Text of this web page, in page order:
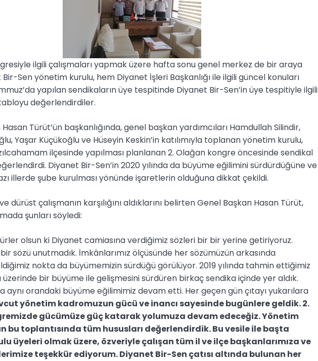
ilgili çalışmaları yapmak üzere hafta sonu genel merkez de bir araya
Sen yönetim kurulu, hem Diyanet İşleri Başkanlığı ile ilgili güncel konuları
yapılan sendikaların üye tespitinde Diyanet Bir-Sen’in üye tespitiyle ilgili
değerlendirdiler.
Türüt’ün başkanlığında, genel başkan yardımcıları Hamdullah Silindir,
Yaşar Küçükoğlu ve Hüseyin Keskin’in katılımıyla toplanan yönetim kurulu,
ilçesinde yapılması planlanan 2. Olağan kongre öncesinde sendikal
Diyanet Bir-Sen’in 2020 yılında da büyüme eğilimini sürdürdüğüne ve
illerde şube kurulması yönünde işaretlerin olduğuna dikkat çekildi.
dürüst çalışmanın karşılığını aldıklarını belirten Genel Başkan Hasan Türüt,
şunları söyledi:
olsun ki Diyanet camiasına verdiğimiz sözleri bir bir yerine getiriyoruz.
sözü unutmadık. İmkânlarımız ölçüsünde her sözümüzün arkasında
nokta da büyümemizin sürdüğü görülüyor. 2019 yılında tahmin ettiğimiz
üzerinde bir büyüme ile gelişmesini sürdüren birkaç sendika içinde yer aldık.
aynı orandaki büyüme eğilimimiz devam etti. Her geçen gün çıtayı yukarılara
yönetim kadromuzun gücü ve inancı sayesinde bugünlere geldik. 2.
gücümüze güç katarak yolumuza devam edeceğiz. Yönetim
bu toplantısında tüm hususları değerlendirdik. Bu vesile ile başta
üyeleri olmak üzere, özveriyle çalışan tüm il ve ilçe başkanlarımıza ve
teşekkür ediyorum. Diyanet Bir-Sen çatısı altında bulunan her